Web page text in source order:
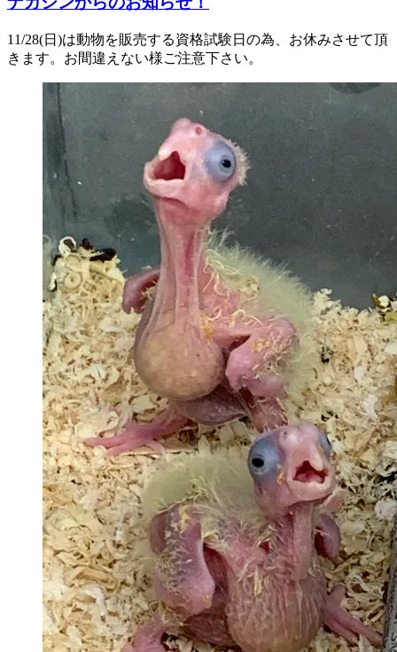
11/28(日)は動物を販売する資格試験日の為、お休みさせて頂
きます。お間違えない様ご注意下さい。